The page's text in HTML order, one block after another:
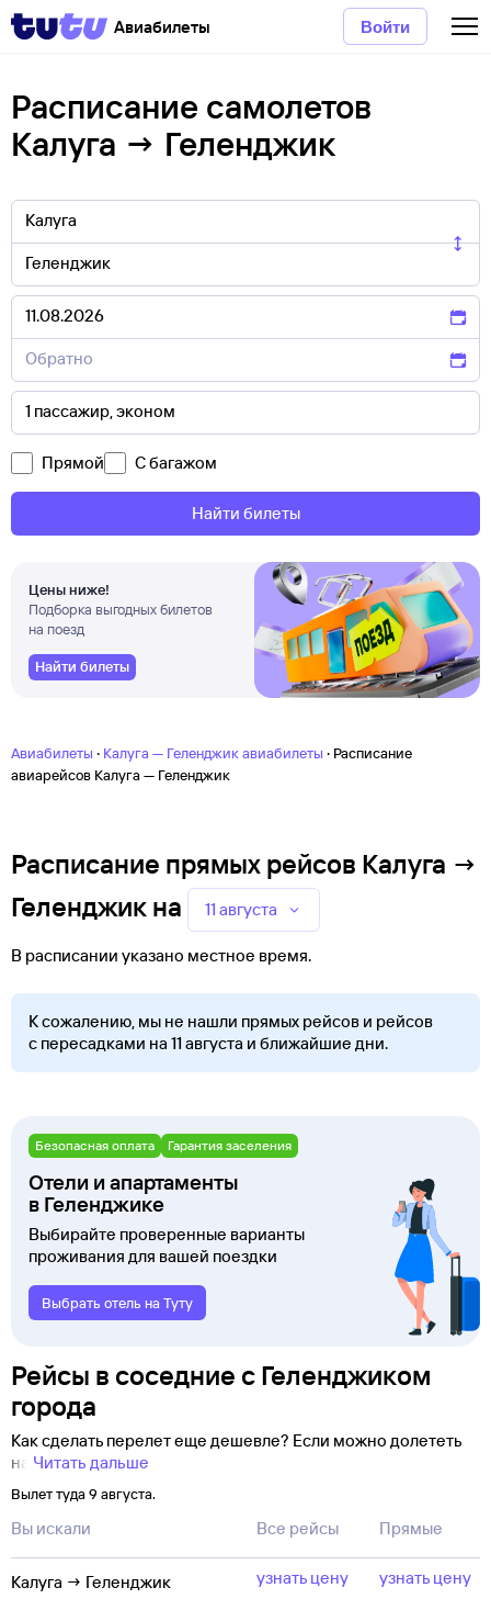
Авиабилеты Войти
Расписание самолетов
Калуга → Геленджик
Прямой С багажом
Найти билеты
Цены ниже!
Подборка выгодных билетов
на поезд
Найти билеты
Авиабилеты · Калуга — Геленджик авиабилеты · Расписание
авиарейсов Калуга — Геленджик
Расписание прямых рейсов Калуга →
Геленджик на 11 августа
В расписании указано местное время.
К сожалению, мы не нашли прямых рейсов и рейсов
с пересадками на 11 августа и ближайшие дни.
Безопасная оплата Гарантия заселения
Отели и апартаменты
в Геленджике
Выбирайте проверенные варианты
проживания для вашей поездки
Выбрать отель на Туту
Рейсы в соседние с Геленджиком
города
Как сделать перелет еще дешевле? Если можно долететь
на Читать дальше
Вылет туда 9 августа.
Вы искали Все рейсы Прямые
Калуга → Геленджик узнать цену узнать цену